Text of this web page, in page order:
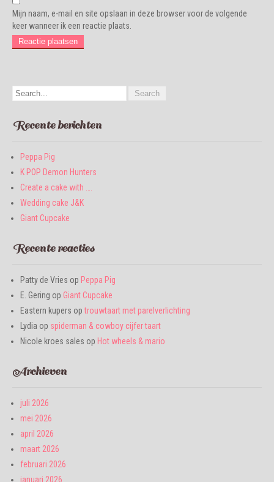
Mijn naam, e-mail en site opslaan in deze browser voor de volgende
keer wanneer ik een reactie plaats.
Recente berichten
Peppa Pig
K POP Demon Hunters
Create a cake with ….
Wedding cake J&K
Giant Cupcake
Recente reacties
Patty de Vries op Peppa Pig
E. Gering op Giant Cupcake
Eastern kupers optrouwtaart met parelverlichting
Lydia op spiderman & cowboy cijfer taart
Nicole kroes sales op Hot wheels & mario
Archieven
juli 2026
mei 2026
april 2026
maart 2026
februari 2026
januari 2026